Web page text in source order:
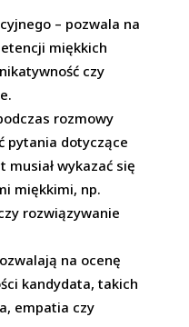
– pozwala na
miękkich
czy
rozmowy
pytania dotyczące
wykazać się
miękkimi, np.
rozwiązywanie
na ocenę
kandydata, takich
empatia czy